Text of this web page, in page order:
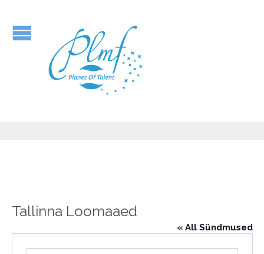
Tallinna Loomaaed
« All Sündmused